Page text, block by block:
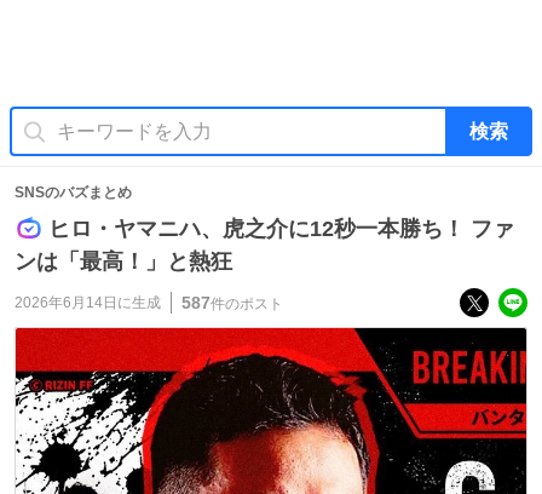
検索
SNSのバズまとめ
ヒロ・ヤマニハ、虎之介に12秒一本勝ち！ ファ
ンは「最高！」と熱狂
2026年6月14日 に生成 587件のポスト